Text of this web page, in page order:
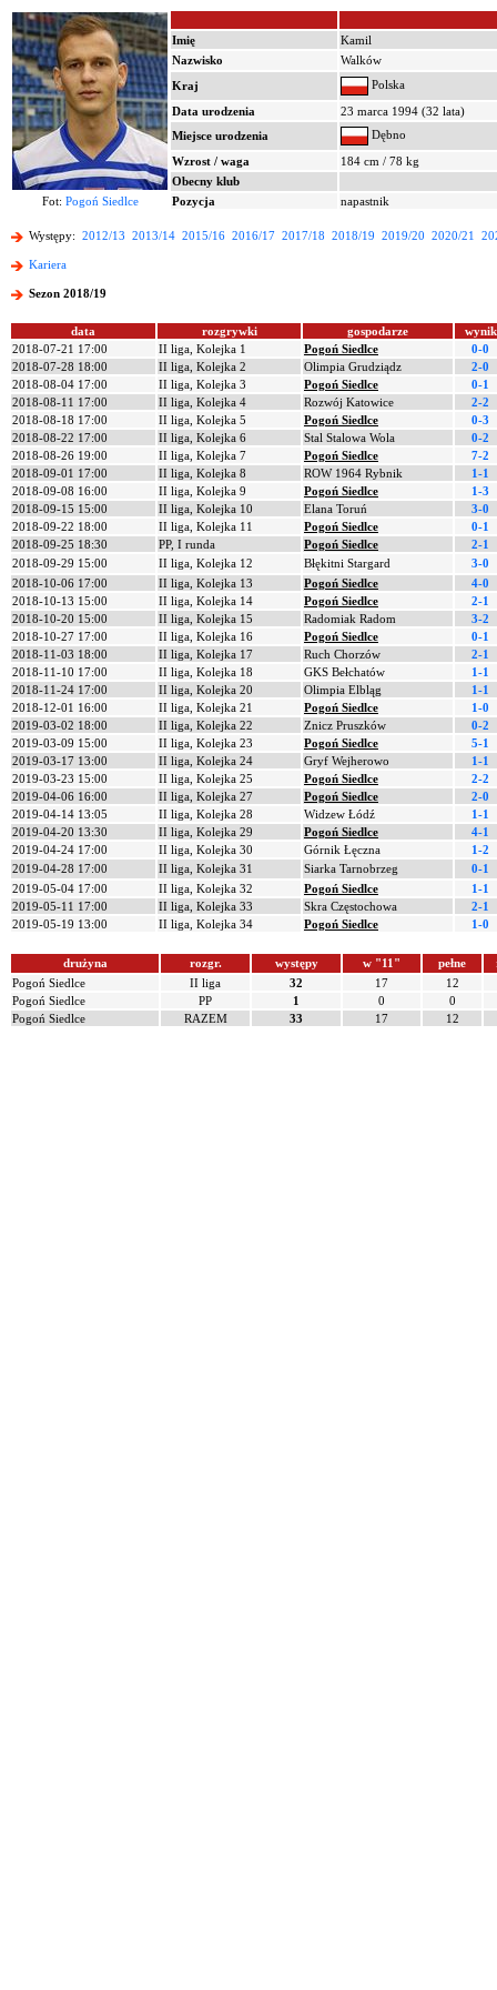
Imię
Kamil
Nazwisko
Walków
Kraj
Polska
Data urodzenia
23 marca 1994 (32 lata)
Miejsce urodzenia
Dębno
Wzrost / waga
184 cm / 78 kg
Obecny klub
Fot: Pogoń Siedlce Pozycja napastnik
Występy: 2012/13 2013/14 2015/16 2016/17 2017/18 2018/19 2019/20 2020/21
Kariera
Sezon 2018/19
data rozgrywki gospodarze
wynik
2018-07-21 17:00
II liga, Kolejka 1 Pogoń Siedlce
0-0
2018-07-28 18:00
II liga, Kolejka 2 Olimpia Grudziądz
2-0
2018-08-04 17:00
II liga, Kolejka 3 Pogoń Siedlce
0-1
2018-08-11 17:00
II liga, Kolejka 4 Rozwój Katowice
2-2
2018-08-18 17:00
II liga, Kolejka 5 Pogoń Siedlce
0-3
2018-08-22 17:00
II liga, Kolejka 6 Stal Stalowa Wola
0-2
2018-08-26 19:00
II liga, Kolejka 7 Pogoń Siedlce
7-2
2018-09-01 17:00
II liga, Kolejka 8 ROW 1964 Rybnik
1-1
2018-09-08 16:00
II liga, Kolejka 9 Pogoń Siedlce
1-3
2018-09-15 15:00
II liga, Kolejka 10 Elana Toruń
3-0
2018-09-22 18:00
II liga, Kolejka 11 Pogoń Siedlce
0-1
2018-09-25 18:30
PP, I runda Pogoń Siedlce
2-1
2018-09-29 15:00
II liga, Kolejka 12 Błękitni Stargard
3-0
2018-10-06 17:00
II liga, Kolejka 13 Pogoń Siedlce
4-0
2018-10-13 15:00
II liga, Kolejka 14 Pogoń Siedlce
2-1
2018-10-20 15:00
II liga, Kolejka 15 Radomiak Radom
3-2
2018-10-27 17:00
II liga, Kolejka 16 Pogoń Siedlce
0-1
2018-11-03 18:00
II liga, Kolejka 17 Ruch Chorzów
2-1
2018-11-10 17:00
II liga, Kolejka 18 GKS Bełchatów
1-1
2018-11-24 17:00
II liga, Kolejka 20 Olimpia Elbląg
1-1
2018-12-01 16:00
II liga, Kolejka 21 Pogoń Siedlce
1-0
2019-03-02 18:00
II liga, Kolejka 22 Znicz Pruszków
0-2
2019-03-09 15:00
II liga, Kolejka 23 Pogoń Siedlce
5-1
2019-03-17 13:00
II liga, Kolejka 24 Gryf Wejherowo
1-1
2019-03-23 15:00
II liga, Kolejka 25 Pogoń Siedlce
2-2
2019-04-06 16:00
II liga, Kolejka 27 Pogoń Siedlce
2-0
2019-04-14 13:05
II liga, Kolejka 28 Widzew Łódź
1-1
2019-04-20 13:30
II liga, Kolejka 29 Pogoń Siedlce
4-1
2019-04-24 17:00
II liga, Kolejka 30 Górnik Łęczna
1-2
2019-04-28 17:00
II liga, Kolejka 31 Siarka Tarnobrzeg
0-1
2019-05-04 17:00
II liga, Kolejka 32 Pogoń Siedlce
1-1
2019-05-11 17:00
II liga, Kolejka 33 Skra Częstochowa
2-1
2019-05-19 13:00
II liga, Kolejka 34 Pogoń Siedlce 1-0
drużyna rozgr. występy w "11" pełne
Pogoń Siedlce
II liga 32 17
12
Pogoń Siedlce
PP 1 0
0
Pogoń Siedlce
RAZEM 33 17 12